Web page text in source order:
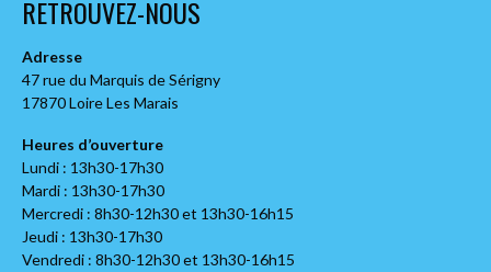
RETROUVEZ-NOUS
Adresse
47 rue du Marquis de Sérigny
17870 Loire Les Marais
Heures d’ouverture
Lundi : 13h30-17h30
Mardi : 13h30-17h30
Mercredi : 8h30-12h30 et 13h30-16h15
Jeudi : 13h30-17h30
Vendredi : 8h30-12h30 et 13h30-16h15